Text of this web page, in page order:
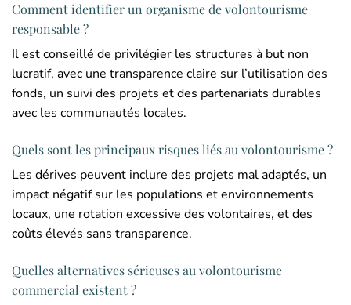
Comment identifier un organisme de volontourisme
responsable ?
Il est conseillé de privilégier les structures à but non
lucratif, avec une transparence claire sur l’utilisation des
fonds, un suivi des projets et des partenariats durables
avec les communautés locales.
Quels sont les principaux risques liés au volontourisme ?
Les dérives peuvent inclure des projets mal adaptés, un
impact négatif sur les populations et environnements
locaux, une rotation excessive des volontaires, et des
coûts élevés sans transparence.
Quelles alternatives sérieuses au volontourisme
commercial existent ?